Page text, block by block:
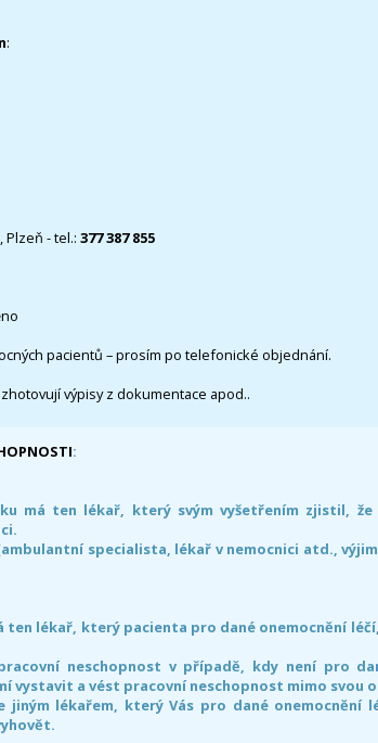
:
Plzeň - tel.: 377 387 855
pacientů – prosím po telefonické objednání.
výpisy z dokumentace apod..
:
má ten lékař, který svým vyšetřením zjistil,
specialista, lékař v nemocnici atd.,
lékař, který pacienta pro dané onemocnění
neschopnost v případě, kdy není pro
vystavit a vést pracovní neschopnost mimo svou
lékařem, který Vás pro dané onemocnění